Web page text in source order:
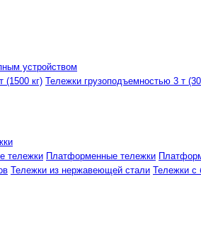
устройством
(1500 кг) Тележки грузоподъемностью 3 т
тележки Платформенные тележки
Тележки из нержавеющей стали Тележки с